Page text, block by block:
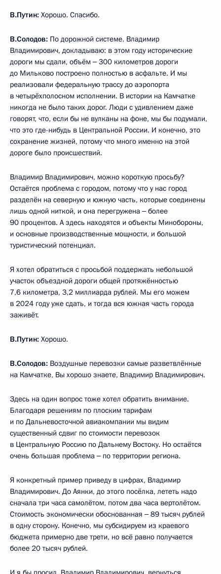
В.Путин: Хорошо. Спасибо.
В.Солодов: По дорожной системе. Владимир
Владимирович, докладываю: в этом году исторические
дороги мы сдали, объём ‒ 300 километров дороги
до Мильково построено полностью в асфальте. И мы
реализовали федеральную трассу до аэропорта
в четырёхполосном исполнении. В истории на Камчатке
никогда не было таких дорог. Люди с удивлением даже
говорят, что, если бы не вулканы на фоне, мы бы подумали,
что это где-нибудь в Центральной России. И конечно, это
сохранение жизней, потому что много именно на этой
дороге было происшествий.
Владимир Владимирович, можно короткую просьбу?
Остаётся проблема с городом, потому что у нас город
разделён на северную и южную часть, которые соединены
лишь одной ниткой, и она перегружена ‒ более
90 процентов. А здесь находятся и объекты Минобороны,
и основные производственные мощности, и большой
туристический потенциал.
Я хотел обратиться с просьбой поддержать небольшой
участок объездной дороги общей протяжённостью
7,6 километра, 3,2 миллиарда рублей. Мы его можем
в 2024 году уже сдать, и тогда вся южная часть города
заживёт.
В.Путин: Хорошо.
В.Солодов: Воздушные перевозки самые разветвлённые
на Камчатке, Вы хорошо знаете, Владимир Владимирович.
Здесь на один вопрос тоже хотел обратить внимание.
Благодаря решениям по плоским тарифам
и по Дальневосточной авиакомпании мы видим
существенный сдвиг по стоимости перевозок
в Центральную Россию по Дальнему Востоку. Но остаётся
очень большая проблема ‒ по территории региона.
Я конкретный пример приведу в цифрах, Владимир
Владимирович. До Аянки, до этого посёлка, лететь надо
сначала три часа самолётом, потом два часа вертолётом.
Стоимость экономически обоснованная ‒ 89 тысяч рублей
в одну сторону. Конечно, мы субсидируем из краевого
бюджета примерно две трети, но всё равно получается
более 20 тысяч рублей.